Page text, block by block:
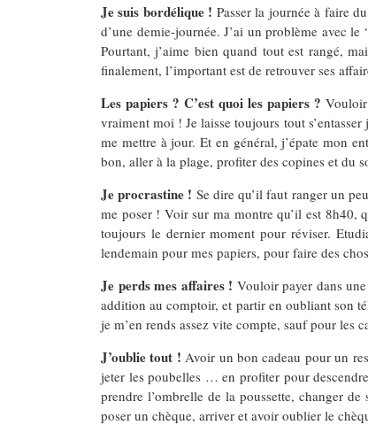
Je suis bordélique ! Passer la journée à faire
d’une demie-journée. J’ai un problème avec
Pourtant, j’aime bien quand tout est rangé,
finalement, l’important est de retrouver ses
Les papiers ? C’est quoi les papiers ?
vraiment moi ! Je laisse toujours tout
me mettre à jour. Et en général, j’épate mon
bon, aller à la plage, profiter des copines et du
Je procrastine ! Se dire qu’il faut ranger un
me poser ! Voir sur ma montre qu’il est 8h40,
toujours le dernier moment pour réviser.
lendemain pour mes papiers, pour faire des
Je perds mes affaires ! Vouloir payer dans
addition au comptoir, et partir en oubliant son
je m’en rends assez vite compte, sauf pour les
J’oublie tout ! Avoir un bon cadeau pour un
jeter les poubelles … en profiter pour
prendre l’ombrelle de la poussette, changer
poser un chèque, arriver et avoir oublier le